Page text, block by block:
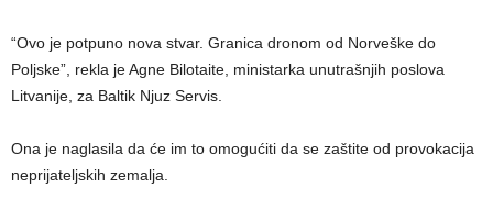
“Ovo je potpuno nova stvar. Granica dronom od Norveške do
Poljske”, rekla je Agne Bilotaite, ministarka unutrašnjih poslova
Litvanije, za Baltik Njuz Servis.
Ona je naglasila da će im to omogućiti da se zaštite od provokacija
neprijateljskih zemalja.